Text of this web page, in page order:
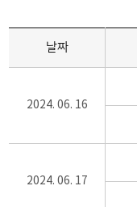
날짜
2024. 06. 16
2024. 06. 17